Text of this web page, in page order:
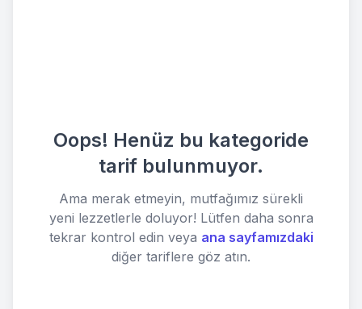
Oops! Henüz bu kategoride
tarif bulunmuyor.
Ama merak etmeyin, mutfağımız sürekli
yeni lezzetlerle doluyor! Lütfen daha sonra
tekrar kontrol edin veya ana sayfamızdaki
diğer tariflere göz atın.